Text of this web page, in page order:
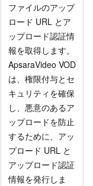
ファイルのアップ
ロード URL とア
ップロード認証情
報を取得します。
ApsaraVideo VOD
は、権限付与とセ
キュリティを確保
し、悪意のあるア
ップロードを防止
するために、アッ
プロード URL と
アップロード認証
情報を発行しま